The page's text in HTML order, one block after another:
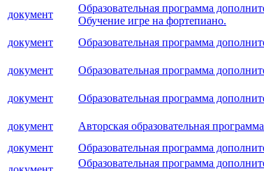
документ
Образовательная программа
Обучение игре на фортепиано.
документ Образовательная программа
документ Образовательная программа
документ Образовательная программа
документ Авторская образовательная
документ
Образовательная программа
Образовательная программа